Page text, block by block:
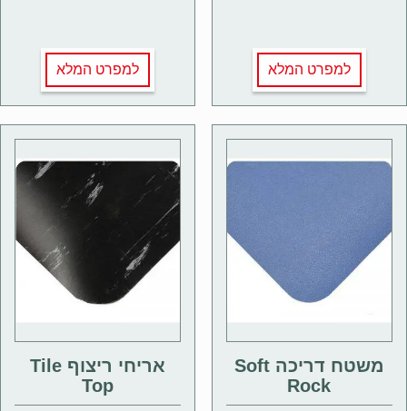
למפרט המלא למפרט המלא
משטח דריכה Soft
Rock
אריחי ריצוף Tile
Top